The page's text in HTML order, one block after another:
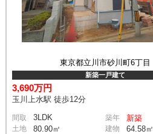
東京都立川市砂川町6丁目
新築一戸建て
3,690万円
玉川上水駅 徒歩12分
間取 3LDK 築年 新築
土地 80.90㎡ 建物 64.58㎡